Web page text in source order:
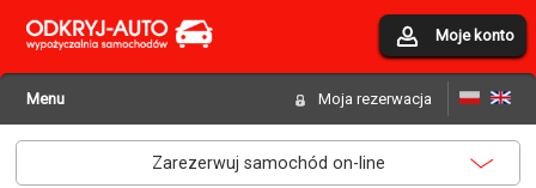
Moje konto
Moja rezerwacja
Menu
Zarezerwuj samochód on-line